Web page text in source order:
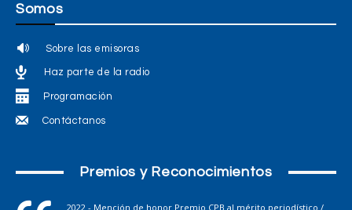
Somos
Sobre las emisoras
Haz parte de la radio
Programación
Contáctanos
Premios y Reconocimientos
2022 - Mención de honor Premio CPB al mérito periodístico /